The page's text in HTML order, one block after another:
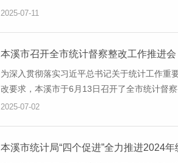
2025-07-11
本溪市召开全市统计督察整改工作推进
为深入贯彻落实习近平总书记关于统计工作重
改要求，本溪市于6月13日召开了全市统计督
2025-07-02
本溪市统计局“四个促进”全力推进2024